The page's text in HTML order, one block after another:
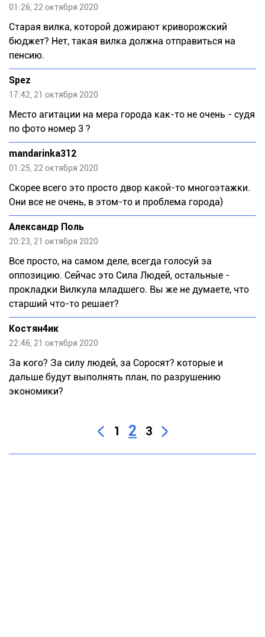
01:26, 22 октября 2020
Старая вилка, которой дожирают криворожский
бюджет? Нет, такая вилка должна отправиться на
пенсию.
Spez
17:42, 21 октября 2020
Место агитации на мера города как-то не очень - судя
по фото номер 3 ?
mandarinka312
01:25, 22 октября 2020
Скорее всего это просто двор какой-то многоэтажки.
Они все не очень, в этом-то и проблема города)
Александр Поль
20:23, 21 октября 2020
Все просто, на самом деле, всегда голосуй за
оппозицию. Сейчас это Сила Людей, остальные -
прокладки Вилкула младшего. Вы же не думаете, что
старший что-то решает?
Костян4ик
22:46, 21 октября 2020
За кого? За силу людей, за Соросят? которые и
дальше будут выполнять план, по разрушению
экономики?
1 2 3